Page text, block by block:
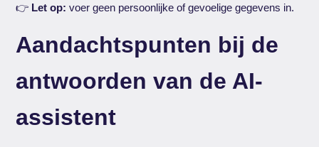
👉 Let op: voer geen persoonlijke of gevoelige gegevens in.
Aandachtspunten bij de
antwoorden van de AI-
assistent